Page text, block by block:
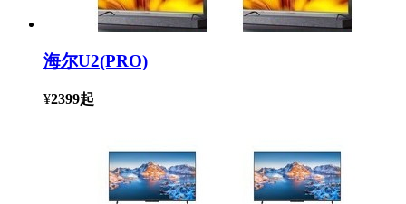
海尔U2(PRO)
¥2399起